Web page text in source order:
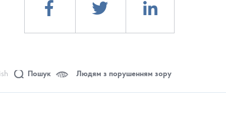
Людям з порушенням зору
Пошук